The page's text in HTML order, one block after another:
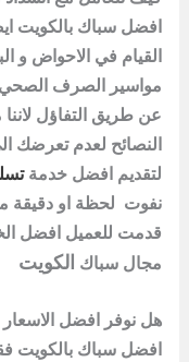
افضل سباك بالكويت
القيام في الاحواض و
مواسير الصرف الصحي
عن طريق التفاؤل
النصائح لعدم تعرضك
لتقديم افضل خدمة
نفوت لحظة او دقيقة
قدمت للعميل افضل
مجال سباك الكويت
هل نوفر افضل
افضل سباك بالكويت